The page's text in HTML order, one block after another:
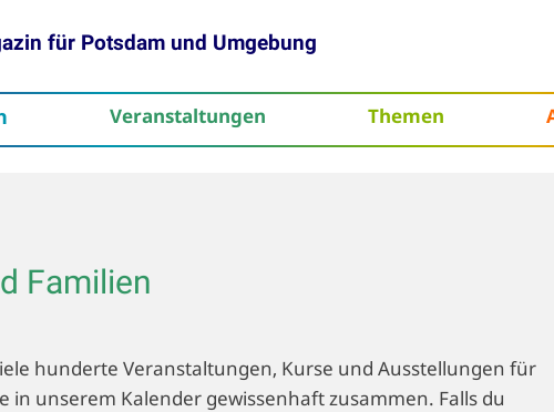
für Potsdam und Umgebung
Veranstaltungen Themen
Familien
hunderte Veranstaltungen, Kurse und Ausstellungen für
in unserem Kalender gewissenhaft zusammen. Falls du